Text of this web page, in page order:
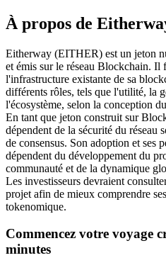
Copie de Trading
Rejoignez les meilleurs
À propos de
Eitherway (EITHER) est un jeton
et émis sur le réseau Blockchain. Il
l'infrastructure existante de sa
différents rôles, tels que l'utilité, la
l'écosystème, selon la conception
En tant que jeton construit sur
dépendent de la sécurité du réseau
de consensus. Son adoption et ses
dépendent du développement du
communauté et de la dynamique
Les investisseurs devraient
projet afin de mieux comprendre
tokenomique.
Commencez votre voyage
minutes